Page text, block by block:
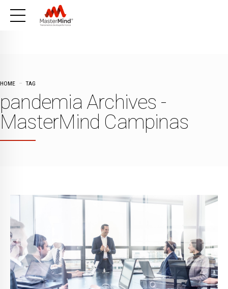
HOME TAG
pandemia Archives -
MasterMind Campinas